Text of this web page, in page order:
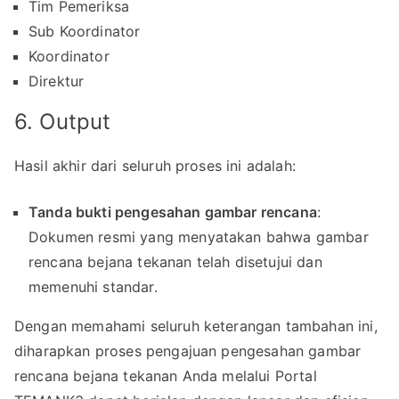
Tim Pemeriksa
Sub Koordinator
Koordinator
Direktur
6. Output
Hasil akhir dari seluruh proses ini adalah:
Tanda bukti pengesahan gambar rencana:
Dokumen resmi yang menyatakan bahwa gambar
rencana bejana tekanan telah disetujui dan
memenuhi standar.
Dengan memahami seluruh keterangan tambahan ini,
diharapkan proses pengajuan pengesahan gambar
rencana bejana tekanan Anda melalui Portal